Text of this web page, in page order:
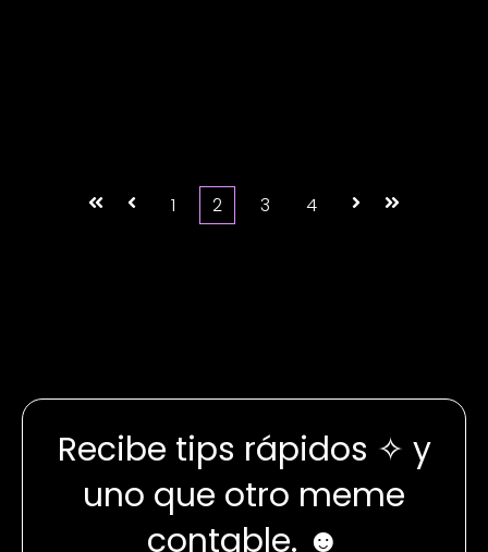
PrimeraAnterior
1 2 3 4 Siguiente
Última
Recibe tips rápidos ✧ y
uno que otro meme
contable. ☻